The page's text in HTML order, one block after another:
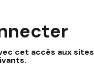
cet accès aux sites